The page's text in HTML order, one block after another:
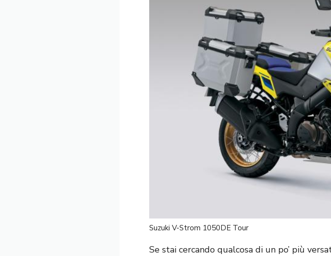
Suzuki V-Strom 1050DE Tour
Se stai cercando qualcosa di un po’ più